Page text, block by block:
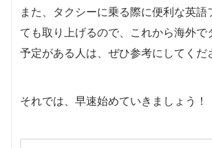
また、タクシーに乗る際に便利な英語
ても取り上げるので、これから海外で
予定がある人は、ぜひ参考にしてくだ
それでは、早速始めていきましょう！